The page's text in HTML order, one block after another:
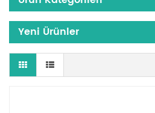
Yeni Ürünler